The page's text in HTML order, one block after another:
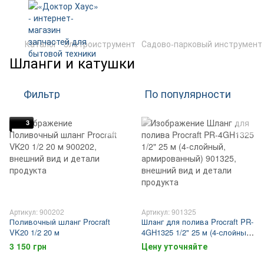
Каталог Элетроиструмент Садово-парковый инструмент
Шланги и катушки
Фильтр По популярности
3
Артикул: 900202
Поливочный шланг Procraft
VK20 1/2 20 м
3 150 грн
Артикул: 901325
Шланг для полива Procraft PR-
4GH1325 1/2" 25 м (4-слойный,
армированный)
Цену уточняйте